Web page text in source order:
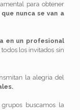
para obtener
nunca se van a
en un profesional
los invitados sin
la alegria del
buscamos la